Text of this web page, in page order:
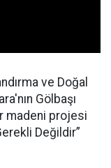
ve Doğal
Gölbaşı
madeni projesi
Değildir”